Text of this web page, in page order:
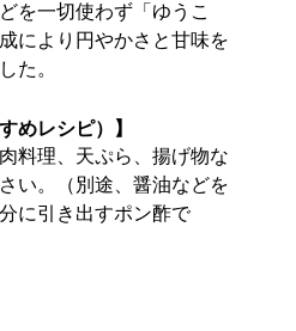
を一切使わず「ゆうこ
により円やかさと甘味を
た。
めレシピ）】
料理、天ぷら、揚げ物な
い。（別途、醤油などを
に引き出すポン酢で